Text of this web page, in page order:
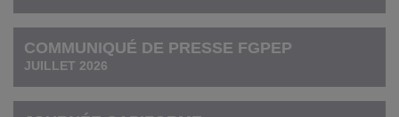
COMMUNIQUÉ DE PRESSE FGPEP
JUILLET 2026